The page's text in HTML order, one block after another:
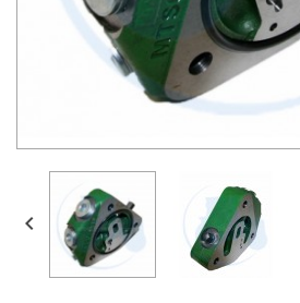
